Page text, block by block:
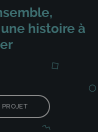
histoire à